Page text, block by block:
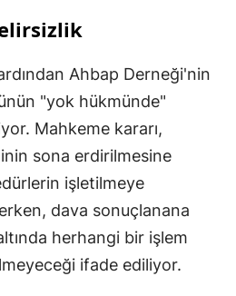
Ahbap Derneği'nin
"yok hükmünde"
Mahkeme kararı,
sona erdirilmesine
işletilmeye
dava sonuçlanana
herhangi bir işlem
ifade ediliyor.